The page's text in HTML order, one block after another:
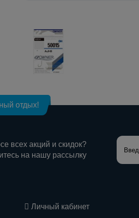
отдых!
всех акций и скидок?
на нашу рассылку
Личный кабинет